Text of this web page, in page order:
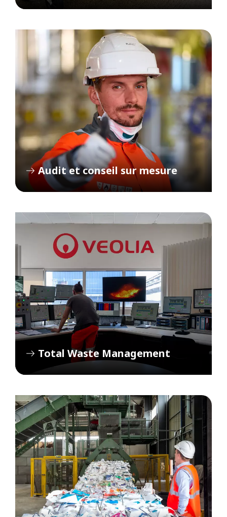
Audit et conseil sur mesure
Total Waste Management